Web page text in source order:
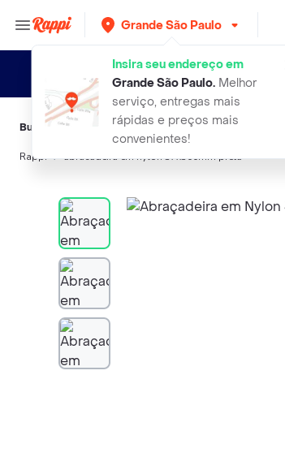
Grande São Paulo
Insira seu endereço em
Grande São Paulo.Melhor
serviço, entregas mais
rápidas e preços mais
convenientes!
Buscas relacionadas:Ferramentas,Nylon ,Minalba
Rappi abracadeira em nylon 37x300mm preta